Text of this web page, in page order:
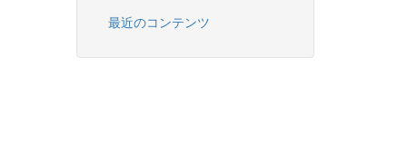
最近のコンテンツ